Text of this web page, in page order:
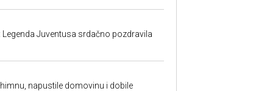
Legenda Juventusa srdačno pozdravila
napustile domovinu i dobile